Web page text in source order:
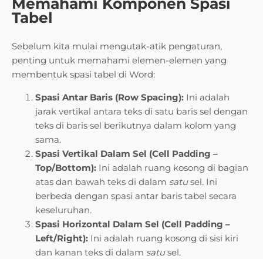
Memahami Komponen Spasi
Tabel
Sebelum kita mulai mengutak-atik pengaturan,
penting untuk memahami elemen-elemen yang
membentuk spasi tabel di Word:
Spasi Antar Baris (Row Spacing): Ini adalah
jarak vertikal antara teks di satu baris sel dengan
teks di baris sel berikutnya dalam kolom yang
sama.
Spasi Vertikal Dalam Sel (Cell Padding –
Top/Bottom): Ini adalah ruang kosong di bagian
atas dan bawah teks di dalam satusel. Ini
berbeda dengan spasi antar baris tabel secara
keseluruhan.
Spasi Horizontal Dalam Sel (Cell Padding –
Left/Right): Ini adalah ruang kosong di sisi kiri
dan kanan teks di dalam satusel.